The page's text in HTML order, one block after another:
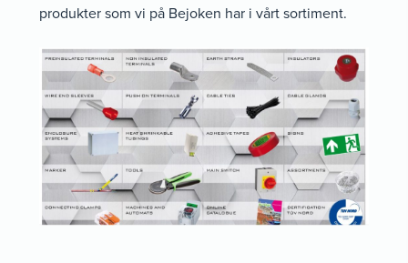
produkter som vi på Bejoken har i vårt sortiment.